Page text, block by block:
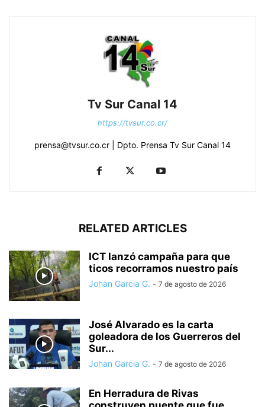
Tv Sur Canal 14
https://tvsur.co.cr/
prensa@tvsur.co.cr | Dpto. Prensa Tv Sur Canal 14
RELATED ARTICLES
ICT lanzó campaña para que
ticos recorramos nuestro país
Johan Garcia G. - 7 de agosto de 2026
José Alvarado es la carta
goleadora de los Guerreros del
Sur...
Johan Garcia G. - 7 de agosto de 2026
En Herradura de Rivas